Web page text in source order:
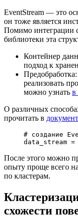
EventStream — это
он тоже является
Помимо интеграции
библиотеки эта
Контейнер
подход к
реализовать
можно узнать в
О различных
прочитать в
# создание
data_stream =
После этого можно
опыту проще всего
по кластерам.
схожести